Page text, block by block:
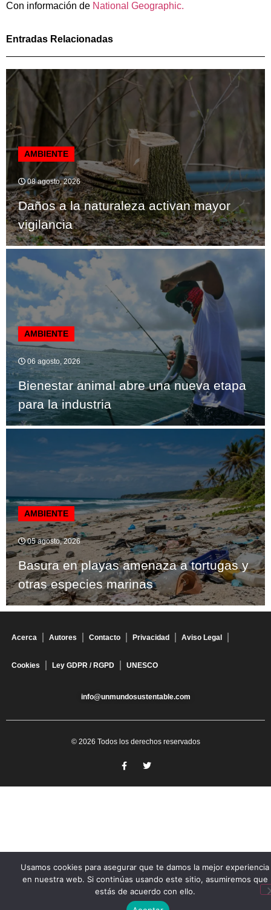
Con información de National Geographic.
Entradas Relacionadas
AMBIENTE
08 agosto, 2026
Daños a la naturaleza activan mayor
vigilancia
AMBIENTE
06 agosto, 2026
Bienestar animal abre una nueva etapa
para la industria
AMBIENTE
05 agosto, 2026
Basura en playas amenaza a tortugas y
otras especies marinas
Acerca Autores Contacto Privacidad Aviso Legal
Cookies Ley GDPR / RGPD UNESCO
info@unmundosustentable.com
© 2026 Todos los derechos reservados
Usamos cookies para asegurar que te damos la mejor experiencia
en nuestra web. Si continúas usando este sitio, asumiremos que
estás de acuerdo con ello.